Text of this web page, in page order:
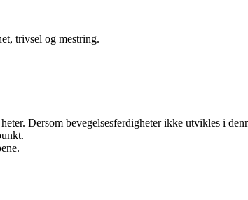
trivsel og mestring.
Dersom bevegelsesferdigheter ikke utvikles i